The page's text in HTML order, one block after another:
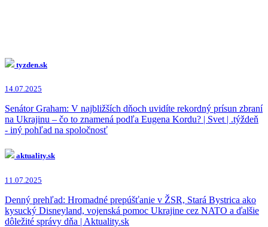
tyzden.sk
14.07.2025
Senátor Graham: V najbližších dňoch uvidíte rekordný prísun zbraní
na Ukrajinu – čo to znamená podľa Eugena Kordu? | Svet | .týždeň
- iný pohľad na spoločnosť
aktuality.sk
11.07.2025
Denný prehľad: Hromadné prepúšťanie v ŽSR, Stará Bystrica ako
kysucký Disneyland, vojenská pomoc Ukrajine cez NATO a ďalšie
dôležité správy dňa | Aktuality.sk